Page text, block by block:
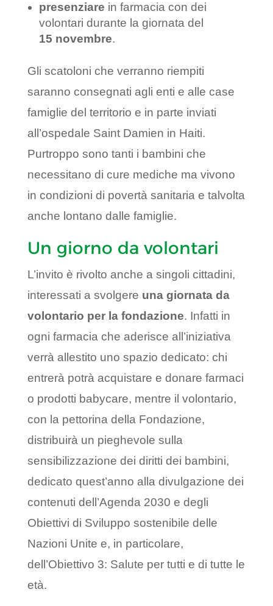
presenziare in farmacia con dei
volontari durante la giornata del
15 novembre.
Gli scatoloni che verranno riempiti
saranno consegnati agli enti e alle case
famiglie del territorio e in parte inviati
all’ospedale Saint Damien in Haiti.
Purtroppo sono tanti i bambini che
necessitano di cure mediche ma vivono
in condizioni di povertà sanitaria e talvolta
anche lontano dalle famiglie.
Un giorno da volontari
L’invito è rivolto anche a singoli cittadini,
interessati a svolgere una giornata da
volontario per la fondazione. Infatti in
ogni farmacia che aderisce all’iniziativa
verrà allestito uno spazio dedicato: chi
entrerà potrà acquistare e donare farmaci
o prodotti babycare, mentre il volontario,
con la pettorina della Fondazione,
distribuirà un pieghevole sulla
sensibilizzazione dei diritti dei bambini,
dedicato quest’anno alla divulgazione dei
contenuti dell’Agenda 2030 e degli
Obiettivi di Sviluppo sostenibile delle
Nazioni Unite e, in particolare,
dell’Obiettivo 3: Salute per tutti e di tutte le
età.